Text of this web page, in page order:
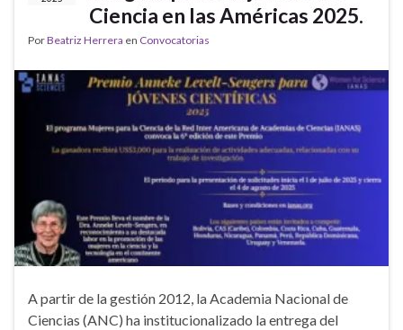
Ciencia en las Américas 2025.
PorBeatriz Herrera en Convocatorias
A partir de la gestión 2012, la Academia Nacional de
Ciencias (ANC) ha institucionalizado la entrega del